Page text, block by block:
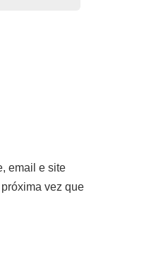
email e site
vez que